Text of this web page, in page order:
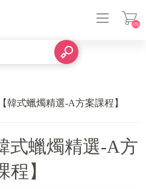
(0)
韓式蠟燭精選-A方案課程】
式蠟燭精選-A方
程】